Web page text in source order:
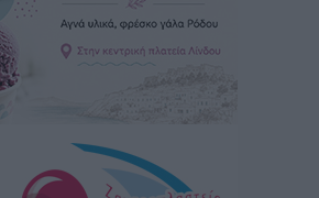
Η πίστη μου είναι το
μου – Το προσκύνημα στην ιερά
3 ώρες
Τι γίνεται όταν ο ιδιοκτήτης
– Πώς κινούνται δήμοι και ΠΣ,